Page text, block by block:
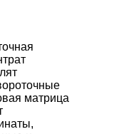
матрица